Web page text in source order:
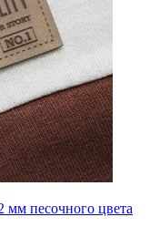
песочного цвета